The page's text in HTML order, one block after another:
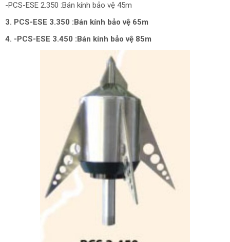
-PCS-ESE 2.350 :Bán kính bảo vệ 45m
3. PCS-ESE 3.350 :Bán kính bảo vệ 65m
4. -PCS-ESE 3.450 :Bán kính bảo vệ 85m